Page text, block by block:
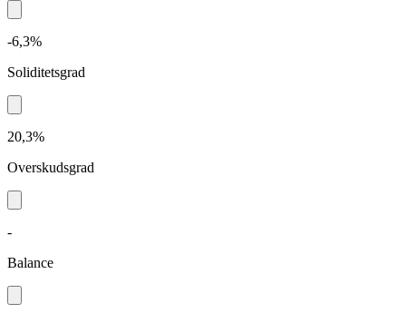
-6,3%
Soliditetsgrad
20,3%
Overskudsgrad
-
Balance